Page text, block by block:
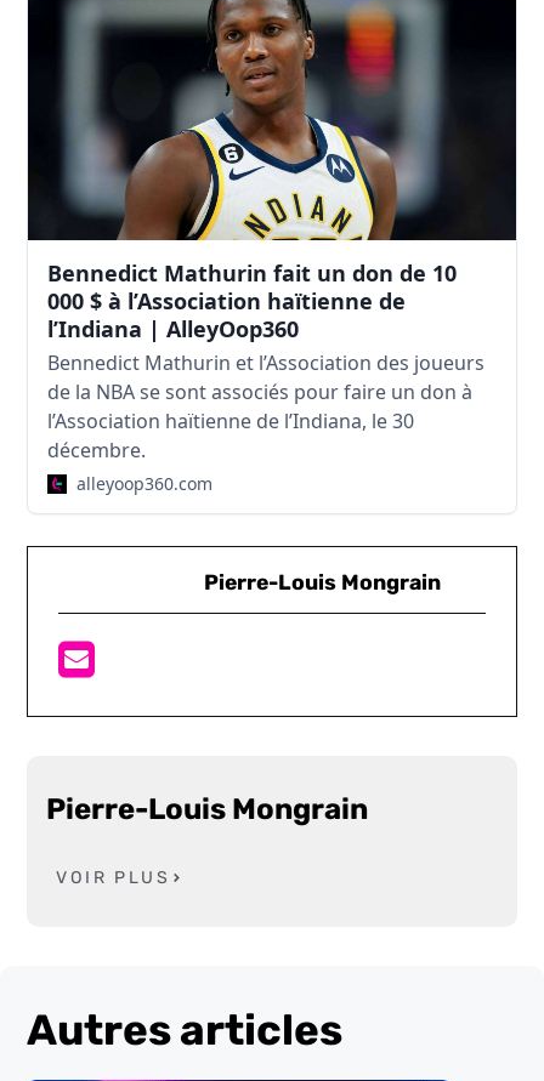
Bennedict Mathurin fait un don de 10
000 $ à l’Association haïtienne de
l’Indiana | AlleyOop360
Bennedict Mathurin et l’Association des joueurs
de la NBA se sont associés pour faire un don à
l’Association haïtienne de l’Indiana, le 30
décembre.
alleyoop360.com
Pierre-Louis Mongrain
Pierre-Louis Mongrain
VOIR PLUS
Autres articles